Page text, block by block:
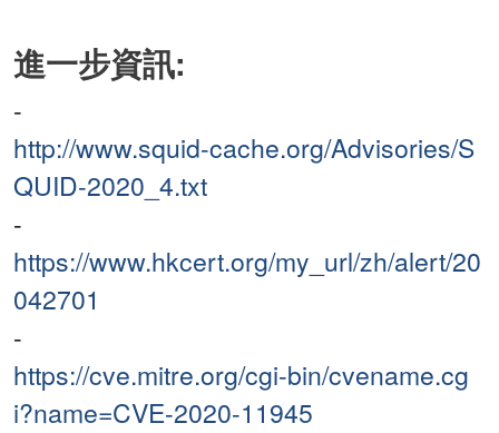
進一步資訊:
-
http://www.squid-cache.org/Advisories/S
QUID-2020_4.txt
-
https://www.hkcert.org/my_url/zh/alert/20
042701
-
https://cve.mitre.org/cgi-bin/cvename.cg
i?name=CVE-2020-11945